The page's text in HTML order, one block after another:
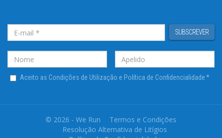
SUBSCREVER
Aceito as Condições de Utilização e Política de Confidencialidade*
© 2026 - We Run
Termos e Condições
Resolução Alternativa de Litígios